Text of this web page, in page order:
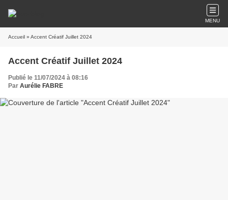
MENU
Accueil » Accent Créatif Juillet 2024
Accent Créatif Juillet 2024
Publié le 11/07/2024 à 08:16
Par Aurélie FABRE